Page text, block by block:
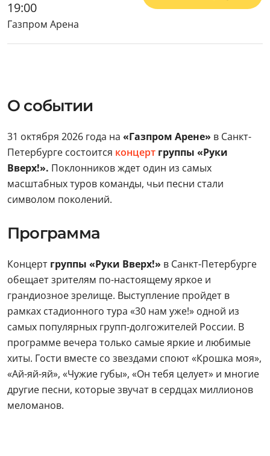
19:00
Газпром Арена
О событии
31 октября 2026 года на «Газпром Арене» в Санкт-
Петербурге состоится концерт группы «Руки
Вверх!». Поклонников ждет один из самых
масштабных туров команды, чьи песни стали
символом поколений.
Программа
Концерт группы «Руки Вверх!» в Санкт-Петербурге
обещает зрителям по-настоящему яркое и
грандиозное зрелище. Выступление пройдет в
рамках стадионного тура «30 нам уже!» одной из
самых популярных групп-долгожителей России. В
программе вечера только самые яркие и любимые
хиты. Гости вместе со звездами споют «Крошка моя»,
«Ай-яй-яй», «Чужие губы», «Он тебя целует» и многие
другие песни, которые звучат в сердцах миллионов
меломанов.